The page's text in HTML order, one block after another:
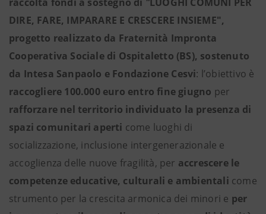
DIRE, FARE, IMPARARE E CRESCERE INSIEME",
progetto realizzato da Fraternità Impronta
Cooperativa Sociale di Ospitaletto (BS), sostenuto
da Intesa Sanpaolo e Fondazione Cesvi: l’obiettivo è
raccogliere 100.000 euro entro fine giugno per
rafforzare nel territorio individuato la presenza di
spazi comunitari aperti come luoghi di
socializzazione, inclusione intergenerazionale e
accoglienza delle nuove fragilità, per accrescere le
competenze educative, culturali e ambientali come
strumento per la crescita armonica dei minori e per